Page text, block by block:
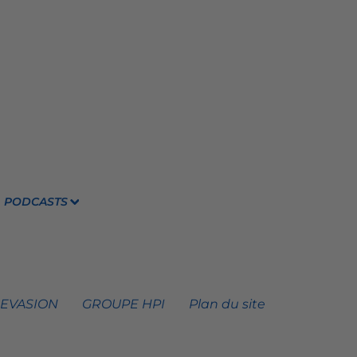
PODCASTS
GROUPE HPI Plan du site